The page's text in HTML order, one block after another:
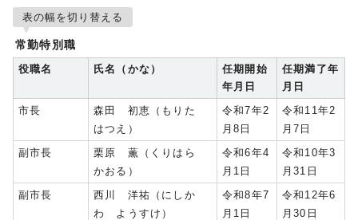
表の幅を切り替える
常勤特別職
役職名 氏名（かな）
任期開始
年月日
任期満了年
月日
市長
森田 初恵（もりた
はつえ）
令和7年2
月8日
令和11年2
月7日
副市長
栗原 薫（くりはら
かおる）
令和6年4
月1日
令和10年3
月31日
副市長
西川 洋祐（にしか
わ ようすけ）
令和8年7
月1日
令和12年6
月30日